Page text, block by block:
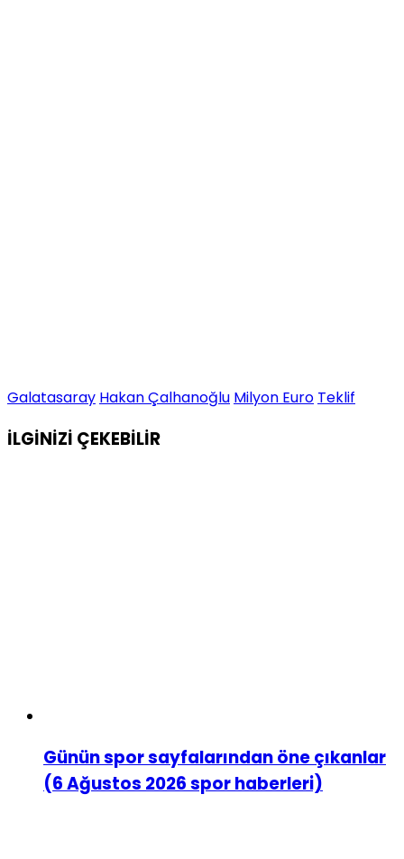
Galatasaray Hakan Çalhanoğlu Milyon Euro Teklif
İLGİNİZİ ÇEKEBİLİR
Günün spor sayfalarından öne çıkanlar
(6 Ağustos 2026 spor haberleri)